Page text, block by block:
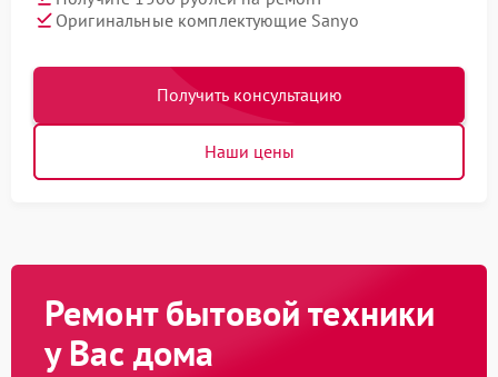
Оригинальные комплектующие Sanyo
Получить консультацию
Наши цены
Ремонт бытовой техники
у Вас дома